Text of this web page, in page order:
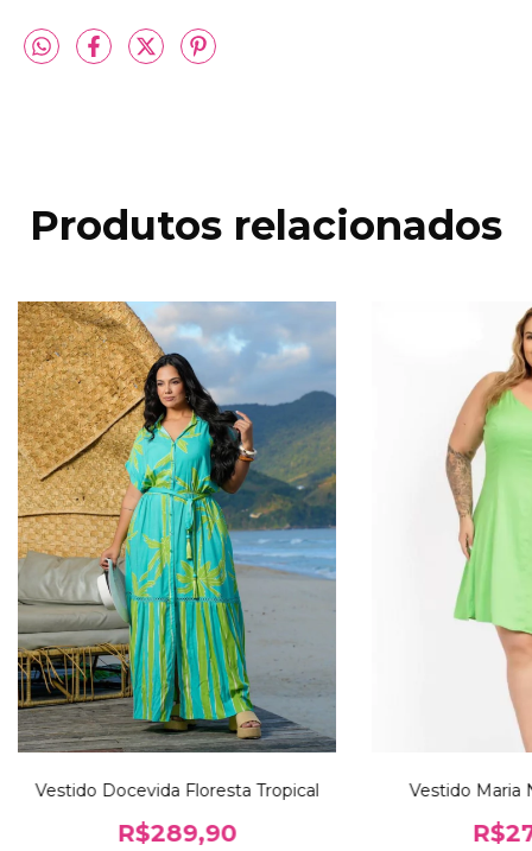
Produtos relacionados
Vestido Docevida Floresta Tropical
R$289,90
Vestido Maria